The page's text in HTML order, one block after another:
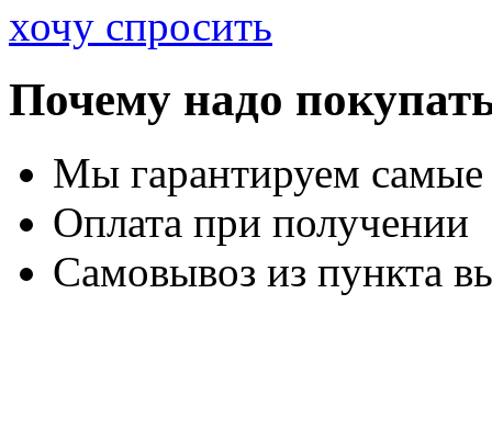
хочу спросить
Почему надо
Мы гарантируем
Оплата при получении
Самовывоз из пункта